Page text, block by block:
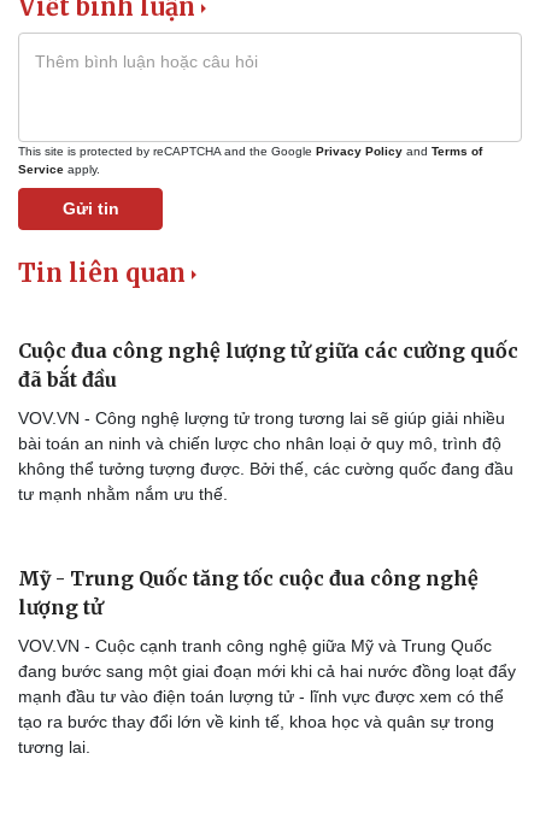
Thể thao
Thế giới thể thao
eSports
Hậu trường
Tư vấn
Viết bình luận
This site is protected by reCAPTCHA and the Google Privacy Policy and Terms of
Service apply.
Gửi tin
Tin liên quan
Cuộc đua công nghệ lượng tử giữa các cường quốc
đã bắt đầu
VOV.VN - Công nghệ lượng tử trong tương lai sẽ giúp giải nhiều
bài toán an ninh và chiến lược cho nhân loại ở quy mô, trình độ
không thể tưởng tượng được. Bởi thế, các cường quốc đang đầu
tư mạnh nhằm nắm ưu thế.
Mỹ - Trung Quốc tăng tốc cuộc đua công nghệ
lượng tử
VOV.VN - Cuộc cạnh tranh công nghệ giữa Mỹ và Trung Quốc
đang bước sang một giai đoạn mới khi cả hai nước đồng loạt đẩy
mạnh đầu tư vào điện toán lượng tử - lĩnh vực được xem có thể
tạo ra bước thay đổi lớn về kinh tế, khoa học và quân sự trong
tương lai.